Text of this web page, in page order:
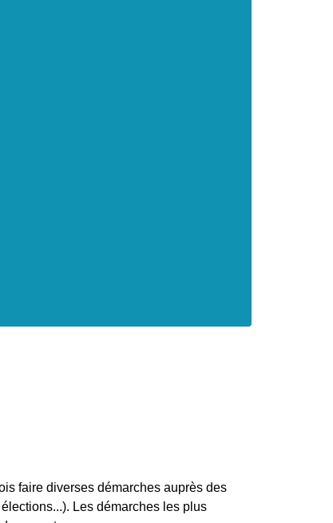
faire diverses démarches auprès des
Les démarches les plus